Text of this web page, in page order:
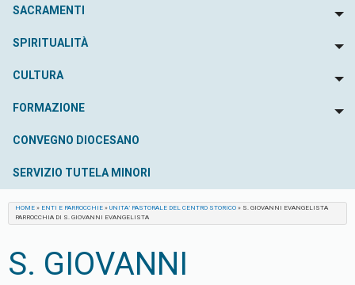
SACRAMENTI
SPIRITUALITÀ
CULTURA
FORMAZIONE
CONVEGNO DIOCESANO
SERVIZIO TUTELA MINORI
HOME » ENTI E PARROCCHIE » UNITA’ PASTORALE DEL CENTRO STORICO » S. GIOVANNI EVANGELISTA
PARROCCHIA DI S. GIOVANNI EVANGELISTA
S. GIOVANNI